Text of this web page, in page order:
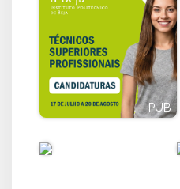
PUB